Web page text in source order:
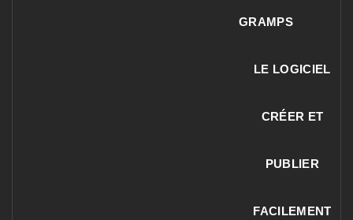
GRAMPS
LE LOGICIEL
CRÉER ET
PUBLIER
FACILEMENT